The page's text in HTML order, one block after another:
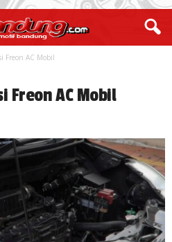
Freon AC Mobil
Freon AC Mobil